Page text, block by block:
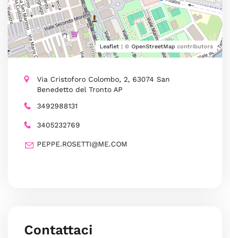
Leaflet | © OpenStreetMap contributors
Via Cristoforo Colombo, 2, 63074 San
Benedetto del Tronto AP
3492988131
3405232769
PEPPE.ROSETTI@ME.COM
Contattaci